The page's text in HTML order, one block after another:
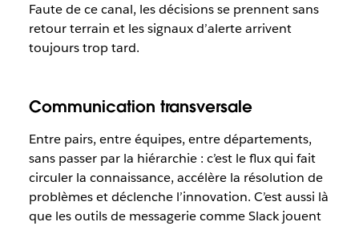
Faute de ce canal, les décisions se prennent sans
retour terrain et les signaux d’alerte arrivent
toujours trop tard.
Communication transversale
Entre pairs, entre équipes, entre départements,
sans passer par la hiérarchie : c’est le flux qui fait
circuler la connaissance, accélère la résolution de
problèmes et déclenche l’innovation. C’est aussi là
que les outils de messagerie comme Slack jouent